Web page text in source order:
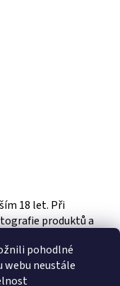
pohodlné
webu neustále
18 let. Při
produktů a